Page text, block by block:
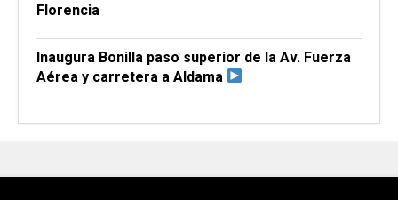
Florencia
Inaugura Bonilla paso superior de la Av. Fuerza
Aérea y carretera a Aldama